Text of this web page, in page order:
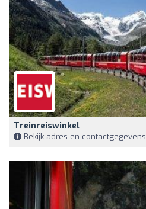
Treinreiswinkel
Bekijk adres en contactgegevens